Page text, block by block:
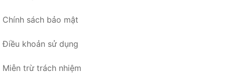
Chính sách bảo mật
Điều khoản sử dụng
Miễn trừ trách nhiệm